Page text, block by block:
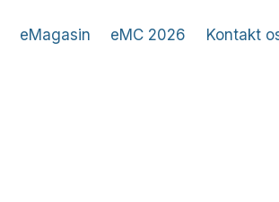
eMagasin eMC 2026 Kontakt